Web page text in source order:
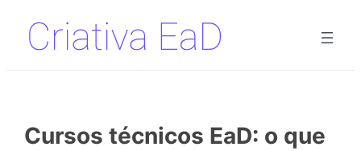
Pular
para
Cursos técnicos EaD: o que